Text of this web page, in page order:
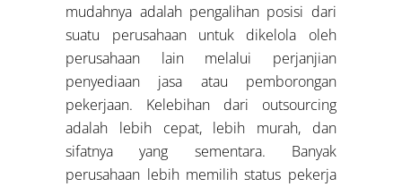
mudahnya adalah pengalihan posisi dari
suatu perusahaan untuk dikelola oleh
perusahaan lain melalui perjanjian
penyediaan jasa atau pemborongan
pekerjaan. Kelebihan dari outsourcing
adalah lebih cepat, lebih murah, dan
sifatnya yang sementara. Banyak
perusahaan lebih memilih status pekerja